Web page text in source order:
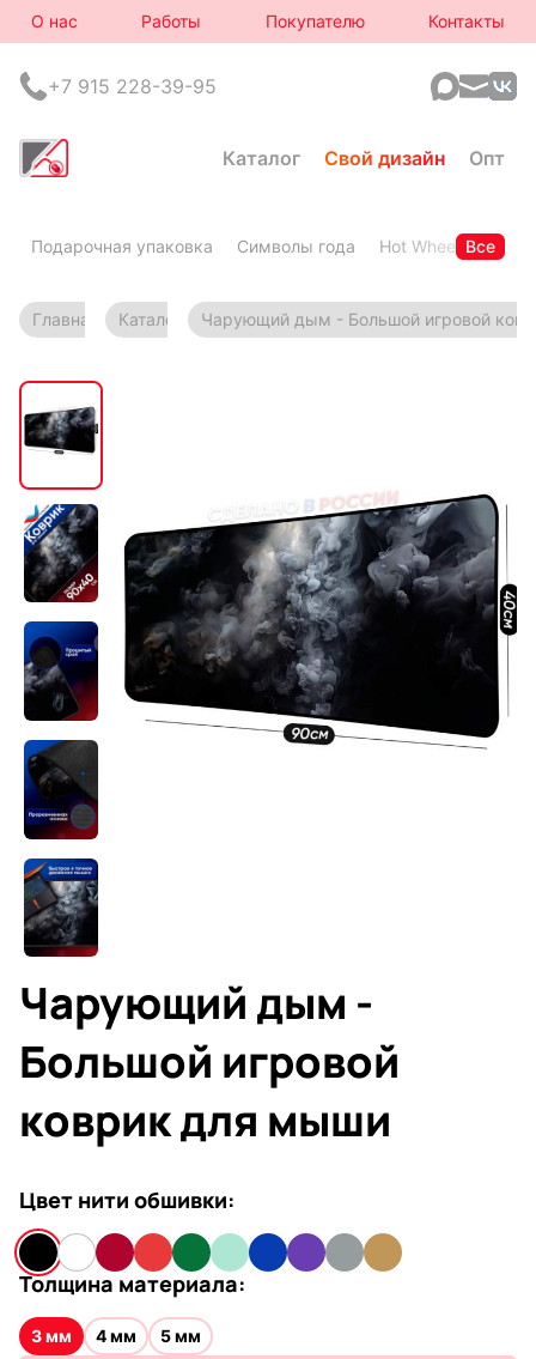
О нас Работы Покупателю Контакты
+7 915 228-39-95
Каталог Свой дизайн Опт
Подарочная упаковка Символы года Hot WheelsВсе
Главная Каталог Чарующий дым - Большой игровой
Чарующий дым -
Большой игровой
коврик для мыши
Цвет нити обшивки:
Толщина материала:
3 мм 4 мм 5 мм